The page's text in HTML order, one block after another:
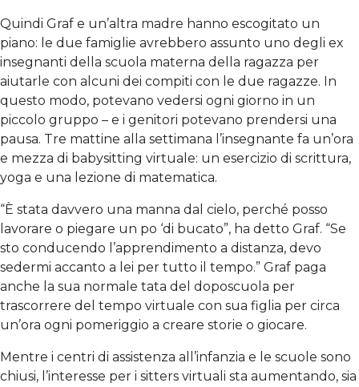
Quindi Graf e un’altra madre hanno escogitato un
piano: le due famiglie avrebbero assunto uno degli ex
insegnanti della scuola materna della ragazza per
aiutarle con alcuni dei compiti con le due ragazze. In
questo modo, potevano vedersi ogni giorno in un
piccolo gruppo – e i genitori potevano prendersi una
pausa. Tre mattine alla settimana l’insegnante fa un’ora
e mezza di babysitting virtuale: un esercizio di scrittura,
yoga e una lezione di matematica.
“È stata davvero una manna dal cielo, perché posso
lavorare o piegare un po ‘di bucato”, ha detto Graf. “Se
sto conducendo l’apprendimento a distanza, devo
sedermi accanto a lei per tutto il tempo.” Graf paga
anche la sua normale tata del doposcuola per
trascorrere del tempo virtuale con sua figlia per circa
un’ora ogni pomeriggio a creare storie o giocare.
Mentre i centri di assistenza all’infanzia e le scuole sono
chiusi, l’interesse per i sitters virtuali sta aumentando, sia